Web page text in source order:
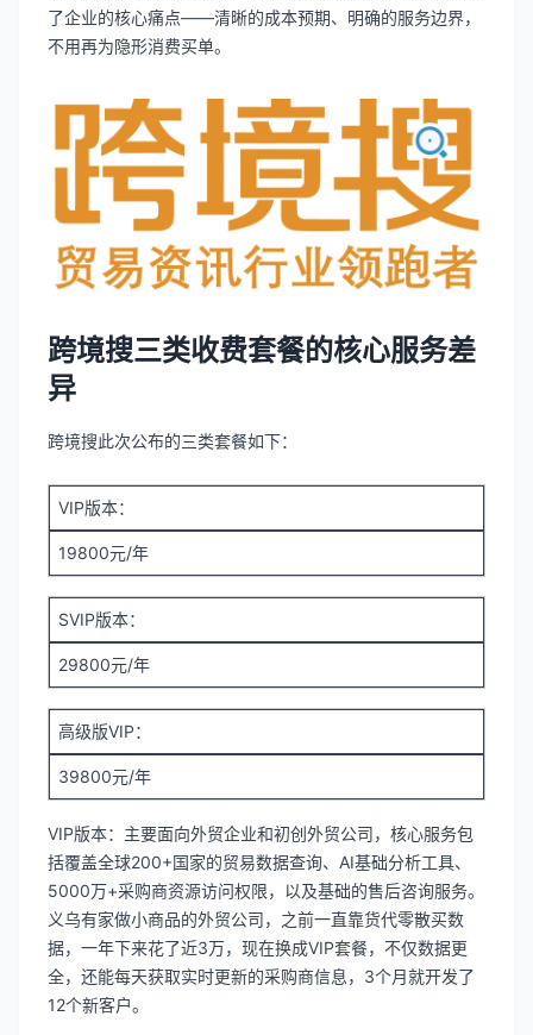
了企业的核心痛点——清晰的成本预期、明确的服务边界，
不用再为隐形消费买单。
跨境搜三类收费套餐的核心服务差
异
跨境搜此次公布的三类套餐如下：
VIP版本：
19800元/年
SVIP版本：
29800元/年
高级版VIP：
39800元/年
VIP版本：主要面向外贸企业和初创外贸公司，核心服务包
括覆盖全球200+国家的贸易数据查询、AI基础分析工具、
5000万+采购商资源访问权限，以及基础的售后咨询服务。
义乌有家做小商品的外贸公司，之前一直靠货代零散买数
据，一年下来花了近3万，现在换成VIP套餐，不仅数据更
全，还能每天获取实时更新的采购商信息，3个月就开发了
12个新客户。